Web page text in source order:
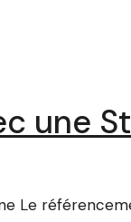
une
Le